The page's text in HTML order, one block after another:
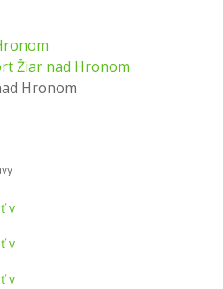
Žiar nad Hronom
Hronom
v
v
v